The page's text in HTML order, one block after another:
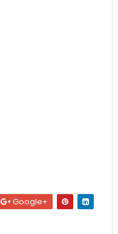
Google+